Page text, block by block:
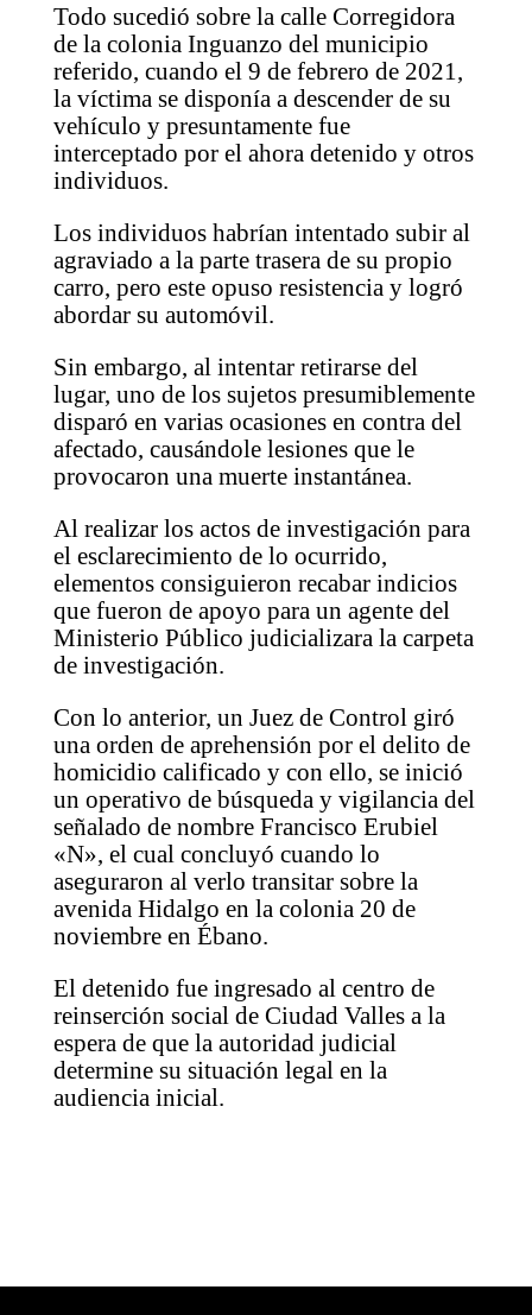
Todo sucedió sobre la calle Corregidora
de la colonia Inguanzo del municipio
referido, cuando el 9 de febrero de 2021,
la víctima se disponía a descender de su
vehículo y presuntamente fue
interceptado por el ahora detenido y otros
individuos.
Los individuos habrían intentado subir al
agraviado a la parte trasera de su propio
carro, pero este opuso resistencia y logró
abordar su automóvil.
Sin embargo, al intentar retirarse del
lugar, uno de los sujetos presumiblemente
disparó en varias ocasiones en contra del
afectado, causándole lesiones que le
provocaron una muerte instantánea.
Al realizar los actos de investigación para
el esclarecimiento de lo ocurrido,
elementos consiguieron recabar indicios
que fueron de apoyo para un agente del
Ministerio Público judicializara la carpeta
de investigación.
Con lo anterior, un Juez de Control giró
una orden de aprehensión por el delito de
homicidio calificado y con ello, se inició
un operativo de búsqueda y vigilancia del
señalado de nombre Francisco Erubiel
«N», el cual concluyó cuando lo
aseguraron al verlo transitar sobre la
avenida Hidalgo en la colonia 20 de
noviembre en Ébano.
El detenido fue ingresado al centro de
reinserción social de Ciudad Valles a la
espera de que la autoridad judicial
determine su situación legal en la
audiencia inicial.